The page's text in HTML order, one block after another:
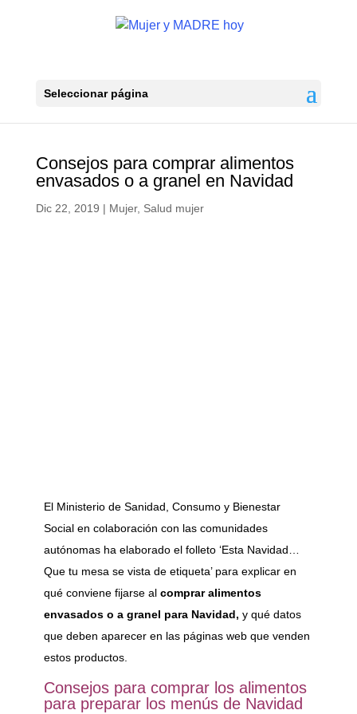
Seleccionar página
Consejos para comprar alimentos
envasados o a granel en Navidad
Dic 22, 2019 | Mujer, Salud mujer
El Ministerio de Sanidad, Consumo y Bienestar
Social en colaboración con las comunidades
autónomas ha elaborado el folleto ‘Esta Navidad…
Que tu mesa se vista de etiqueta’ para explicar en
qué conviene fijarse al comprar alimentos
envasados o a granel para Navidad, y qué datos
que deben aparecer en las páginas web que venden
estos productos.
Consejos para comprar los alimentos
para preparar los menús de Navidad